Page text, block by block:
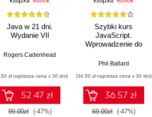
Java w 21 dni.
Wydanie VII
Rogers Cadenhead
zł najniższa cena z 30 dni)
52.47 zł
99.00zł (-47%)
Szybki kurs
JavaScript.
Wprowadzenie do
Wydanie VI
Phil Ballard
(34,50 zł najniższa cena z 30 dni)
36.57 zł
69.00zł (-47%)